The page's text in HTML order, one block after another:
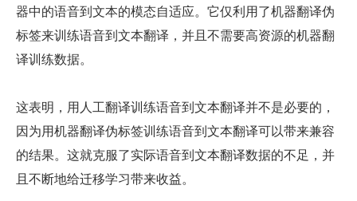
器中的语音到文本的模态自适应。它仅利用了机器翻译伪
标签来训练语音到文本翻译，并且不需要高资源的机器翻
译训练数据。
这表明，用人工翻译训练语音到文本翻译并不是必要的，
因为用机器翻译伪标签训练语音到文本翻译可以带来兼容
的结果。这就克服了实际语音到文本翻译数据的不足，并
且不断地给迁移学习带来收益。